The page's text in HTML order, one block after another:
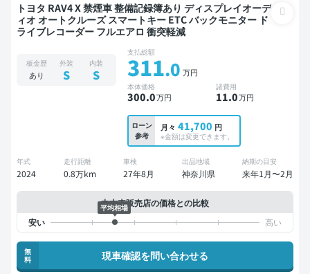
トヨタ RAV4 X 禁煙車 整備記録簿あり ディスプレイオーデ
ィオ オートクルーズ スマートキー ETC バックモニター ド
ライブレコーダー フルエアロ 衝突軽減
板金歴
あり
外装
S
内装
S
支払総額
311.0 万円
本体価格
300.0万円
諸費用
11.0万円
ローン
参考
月々 41,700 円
※金額は変更できます。
年式
2024
走行距離
0.8万km
車検
27年8月
出品地域
神奈川県
納期の目安
来年1月〜2月
中古車販売店の価格との比較
平均相場
無
料
現車確認を問い合わせる